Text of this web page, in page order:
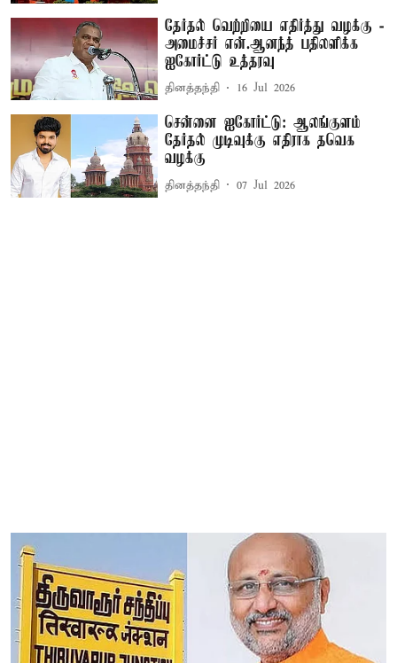
தேர்தல் வெற்றியை எதிர்த்து வழக்கு -
அமைச்சர் என்.ஆனந்த் பதிலளிக்க
ஐகோர்ட்டு உத்தரவு
தினத்தந்தி 16 Jul 2026
சென்னை ஐகோர்ட்டு: ஆலங்குளம்
தேர்தல் முடிவுக்கு எதிராக தவெக
வழக்கு
தினத்தந்தி 07 Jul 2026